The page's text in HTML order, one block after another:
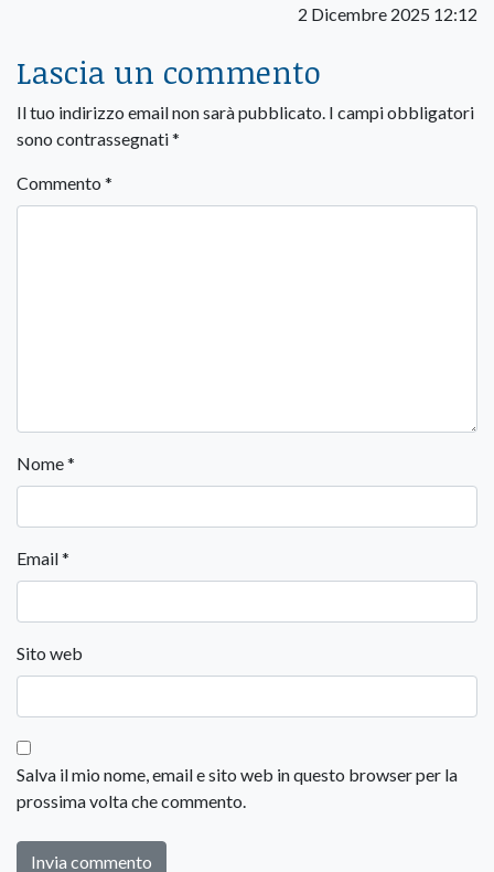
2 Dicembre 2025 12:12
Lascia un commento
Il tuo indirizzo email non sarà pubblicato. I campi obbligatori
sono contrassegnati*
Commento *
Nome*
Email*
Sito web
Salva il mio nome, email e sito web in questo browser per la
prossima volta che commento.